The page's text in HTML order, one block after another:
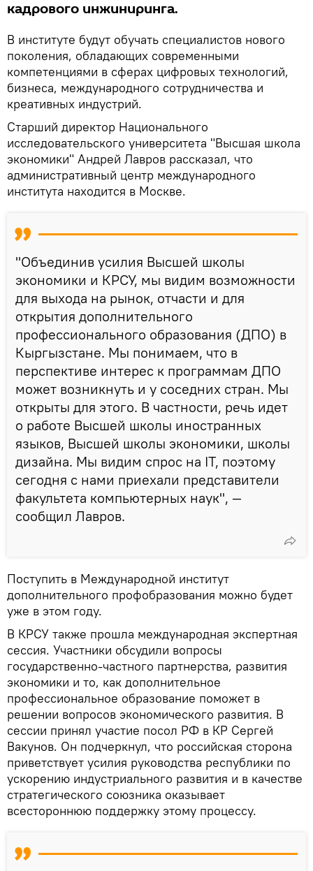
кадрового инжиниринга.
В институте будут обучать специалистов нового
поколения, обладающих современными
компетенциями в сферах цифровых технологий,
бизнеса, международного сотрудничества и
креативных индустрий.
Старший директор Национального
исследовательского университета "Высшая школа
экономики" Андрей Лавров рассказал, что
административный центр международного
института находится в Москве.
"Объединив усилия Высшей школы
экономики и КРСУ, мы видим возможности
для выхода на рынок, отчасти и для
открытия дополнительного
профессионального образования (ДПО) в
Кыргызстане. Мы понимаем, что в
перспективе интерес к программам ДПО
может возникнуть и у соседних стран. Мы
открыты для этого. В частности, речь идет
о работе Высшей школы иностранных
языков, Высшей школы экономики, школы
дизайна. Мы видим спрос на IT, поэтому
сегодня с нами приехали представители
факультета компьютерных наук", —
сообщил Лавров.
Поступить в Международной институт
дополнительного профобразования можно будет
уже в этом году.
В КРСУ также прошла международная экспертная
сессия. Участники обсудили вопросы
государственно-частного партнерства, развития
экономики и то, как дополнительное
профессиональное образование поможет в
решении вопросов экономического развития. В
сессии принял участие посол РФ в КР Сергей
Вакунов. Он подчеркнул, что российская сторона
приветствует усилия руководства республики по
ускорению индустриального развития и в качестве
стратегического союзника оказывает
всестороннюю поддержку этому процессу.